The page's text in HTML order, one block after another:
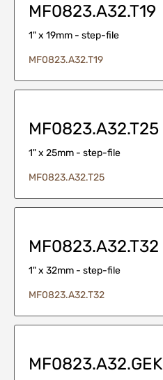
MF0823.A32.T19
1" x 19mm - step-file
MF0823.A32.T19
MF0823.A32.T25
1" x 25mm - step-file
MF0823.A32.T25
MF0823.A32.T32
1" x 32mm - step-file
MF0823.A32.T32
MF0823.A32.GEK